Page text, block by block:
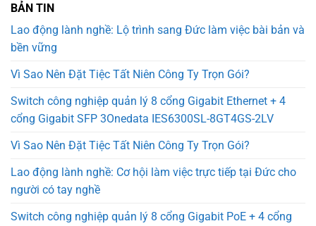
BẢN TIN
Lao động lành nghề: Lộ trình sang Đức làm việc bài bản và
bền vững
Vì Sao Nên Đặt Tiệc Tất Niên Công Ty Trọn Gói?
Switch công nghiệp quản lý 8 cổng Gigabit Ethernet + 4
cổng Gigabit SFP 3Onedata IES6300SL-8GT4GS-2LV
Vì Sao Nên Đặt Tiệc Tất Niên Công Ty Trọn Gói?
Lao động lành nghề: Cơ hội làm việc trực tiếp tại Đức cho
người có tay nghề
Switch công nghiệp quản lý 8 cổng Gigabit PoE + 4 cổng